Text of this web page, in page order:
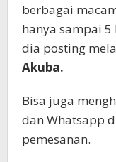
berbagai
hanya sampai
dia posting
Akuba.
Bisa juga
dan Whatsapp
pemesanan.